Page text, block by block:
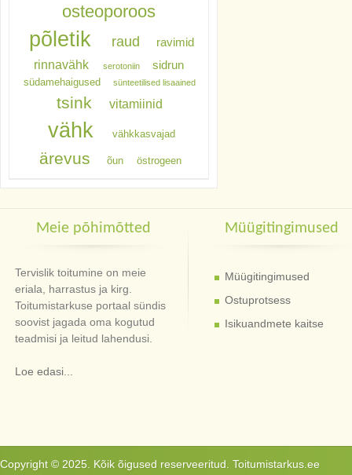
osteoporoos
põletik raud ravimid
rinnavähk serotoniin sidrun
südamehaigused sünteetilised lisaained
tsink vitamiinid
vähk vähkkasvajad
ärevus õun östrogeen
Meie põhimõtted
Tervislik toitumine on meie
eriala, harrastus ja kirg.
Toitumistarkuse portaal sündis
soovist jagada oma kogutud
teadmisi ja leitud lahendusi.
Loe edasi...
Müügitingimused
Müügitingimused
Ostuprotsess
Isikuandmete kaitse
Copyright © 2025. Kõik õigused reserveeritud. Toitumistarkus.ee